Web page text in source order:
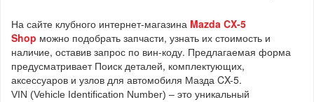
На сайте клубного интернет-магазина Mazda CX-5
Shop можно подобрать запчасти, узнать их стоимость и
наличие, оставив запрос по вин-коду. Предлагаемая форма
предусматривает Поиск деталей, комплектующих,
аксессуаров и узлов для автомобиля Мазда CX-5.
VIN (Vehicle Identification Number) – это уникальный